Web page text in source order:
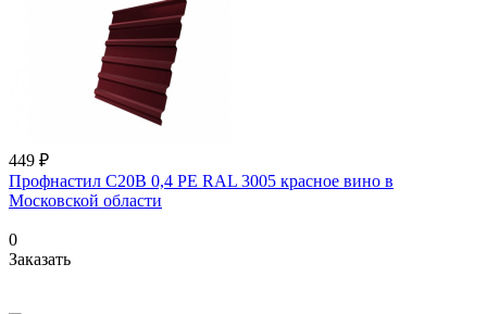
449 ₽
Профнастил С20В 0,4 PE RAL 3005 красное вино в
Московской области
0
Заказать